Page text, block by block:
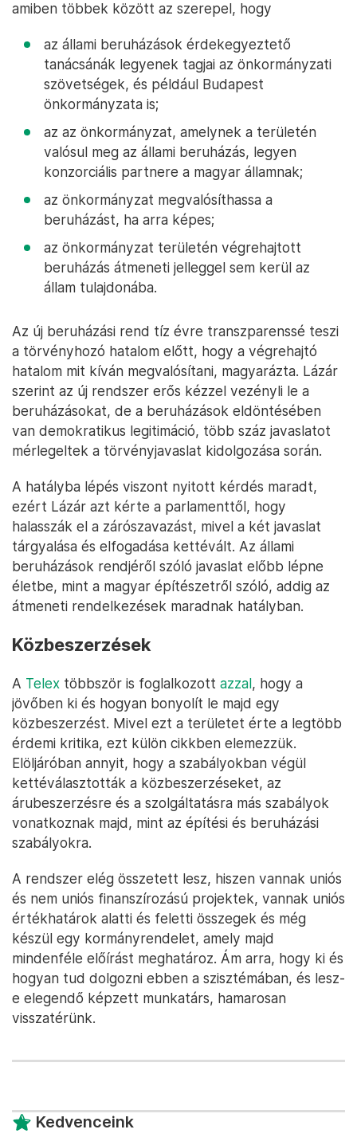
amiben többek között az szerepel, hogy
az állami beruházások érdekegyeztető
tanácsánák legyenek tagjai az önkormányzati
szövetségek, és például Budapest
önkormányzata is;
az az önkormányzat, amelynek a területén
valósul meg az állami beruházás, legyen
konzorciális partnere a magyar államnak;
az önkormányzat megvalósíthassa a
beruházást, ha arra képes;
az önkormányzat területén végrehajtott
beruházás átmeneti jelleggel sem kerül az
állam tulajdonába.
Az új beruházási rend tíz évre transzparenssé teszi
a törvényhozó hatalom előtt, hogy a végrehajtó
hatalom mit kíván megvalósítani, magyarázta. Lázár
szerint az új rendszer erős kézzel vezényli le a
beruházásokat, de a beruházások eldöntésében
van demokratikus legitimáció, több száz javaslatot
mérlegeltek a törvényjavaslat kidolgozása során.
A hatályba lépés viszont nyitott kérdés maradt,
ezért Lázár azt kérte a parlamenttől, hogy
halasszák el a zárószavazást, mivel a két javaslat
tárgyalása és elfogadása kettévált. Az állami
beruházások rendjéről szóló javaslat előbb lépne
életbe, mint a magyar építészetről szóló, addig az
átmeneti rendelkezések maradnak hatályban.
Közbeszerzések
A Telex többször is foglalkozott azzal, hogy a
jövőben ki és hogyan bonyolít le majd egy
közbeszerzést. Mivel ezt a területet érte a legtöbb
érdemi kritika, ezt külön cikkben elemezzük.
Elöljáróban annyit, hogy a szabályokban végül
kettéválasztották a közbeszerzéseket, az
árubeszerzésre és a szolgáltatásra más szabályok
vonatkoznak majd, mint az építési és beruházási
szabályokra.
A rendszer elég összetett lesz, hiszen vannak uniós
és nem uniós finanszírozású projektek, vannak uniós
értékhatárok alatti és feletti összegek és még
készül egy kormányrendelet, amely majd
mindenféle előírást meghatároz. Ám arra, hogy ki és
hogyan tud dolgozni ebben a szisztémában, és lesz-
e elegendő képzett munkatárs, hamarosan
visszatérünk.
Kedvenceink